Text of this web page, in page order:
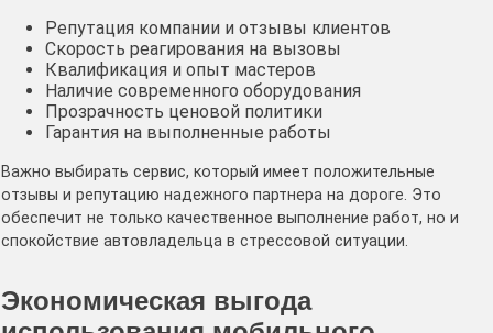
Репутация компании и отзывы клиентов
Скорость реагирования на вызовы
Квалификация и опыт мастеров
Наличие современного оборудования
Прозрачность ценовой политики
Гарантия на выполненные работы
Важно выбирать сервис, который имеет положительные
отзывы и репутацию надежного партнера на дороге. Это
обеспечит не только качественное выполнение работ, но и
спокойствие автовладельца в стрессовой ситуации.
Экономическая выгода